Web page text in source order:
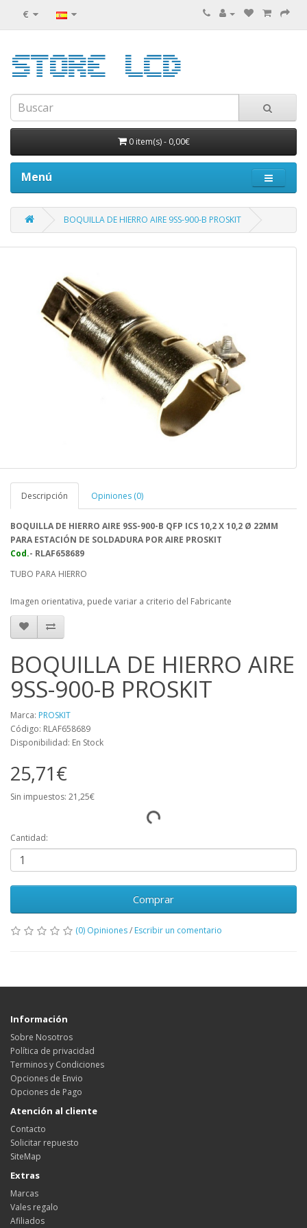
€
0 item(s)- 0,00€
Menú
BOQUILLA DE HIERRO AIRE 9SS-900-B PROSKIT
Descripción Opiniones (0)
BOQUILLA DE HIERRO AIRE 9SS-900-B QFP ICS 10,2 X 10,2 Ø 22MM
PARA ESTACIÓN DE SOLDADURA POR AIRE PROSKIT
Cod.- RLAF658689
TUBO PARA HIERRO
Imagen orientativa, puede variar a criterio del Fabricante
BOQUILLA DE HIERRO AIRE
9SS-900-B PROSKIT
Marca: PROSKIT
Código: RLAF658689
Disponibilidad: En Stock
25,71€
Sin impuestos: 21,25€
Cantidad:
Comprar
(0) Opiniones/ Escribir un comentario
Información
Sobre Nosotros
Política de privacidad
Terminos y Condiciones
Opciones de Envio
Opciones de Pago
Atención al cliente
Contacto
Solicitar repuesto
SiteMap
Extras
Marcas
Vales regalo
Afiliados